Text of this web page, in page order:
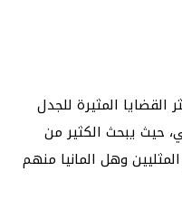
القضايا المثيرة للجدل
حيث يبحث الكثير من
وهل المانيا منهم